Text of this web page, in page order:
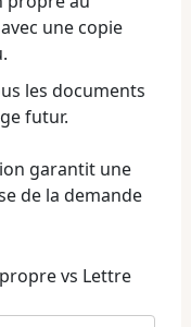
une copie
les documents
futur.
garantit une
de la demande
vs Lettre